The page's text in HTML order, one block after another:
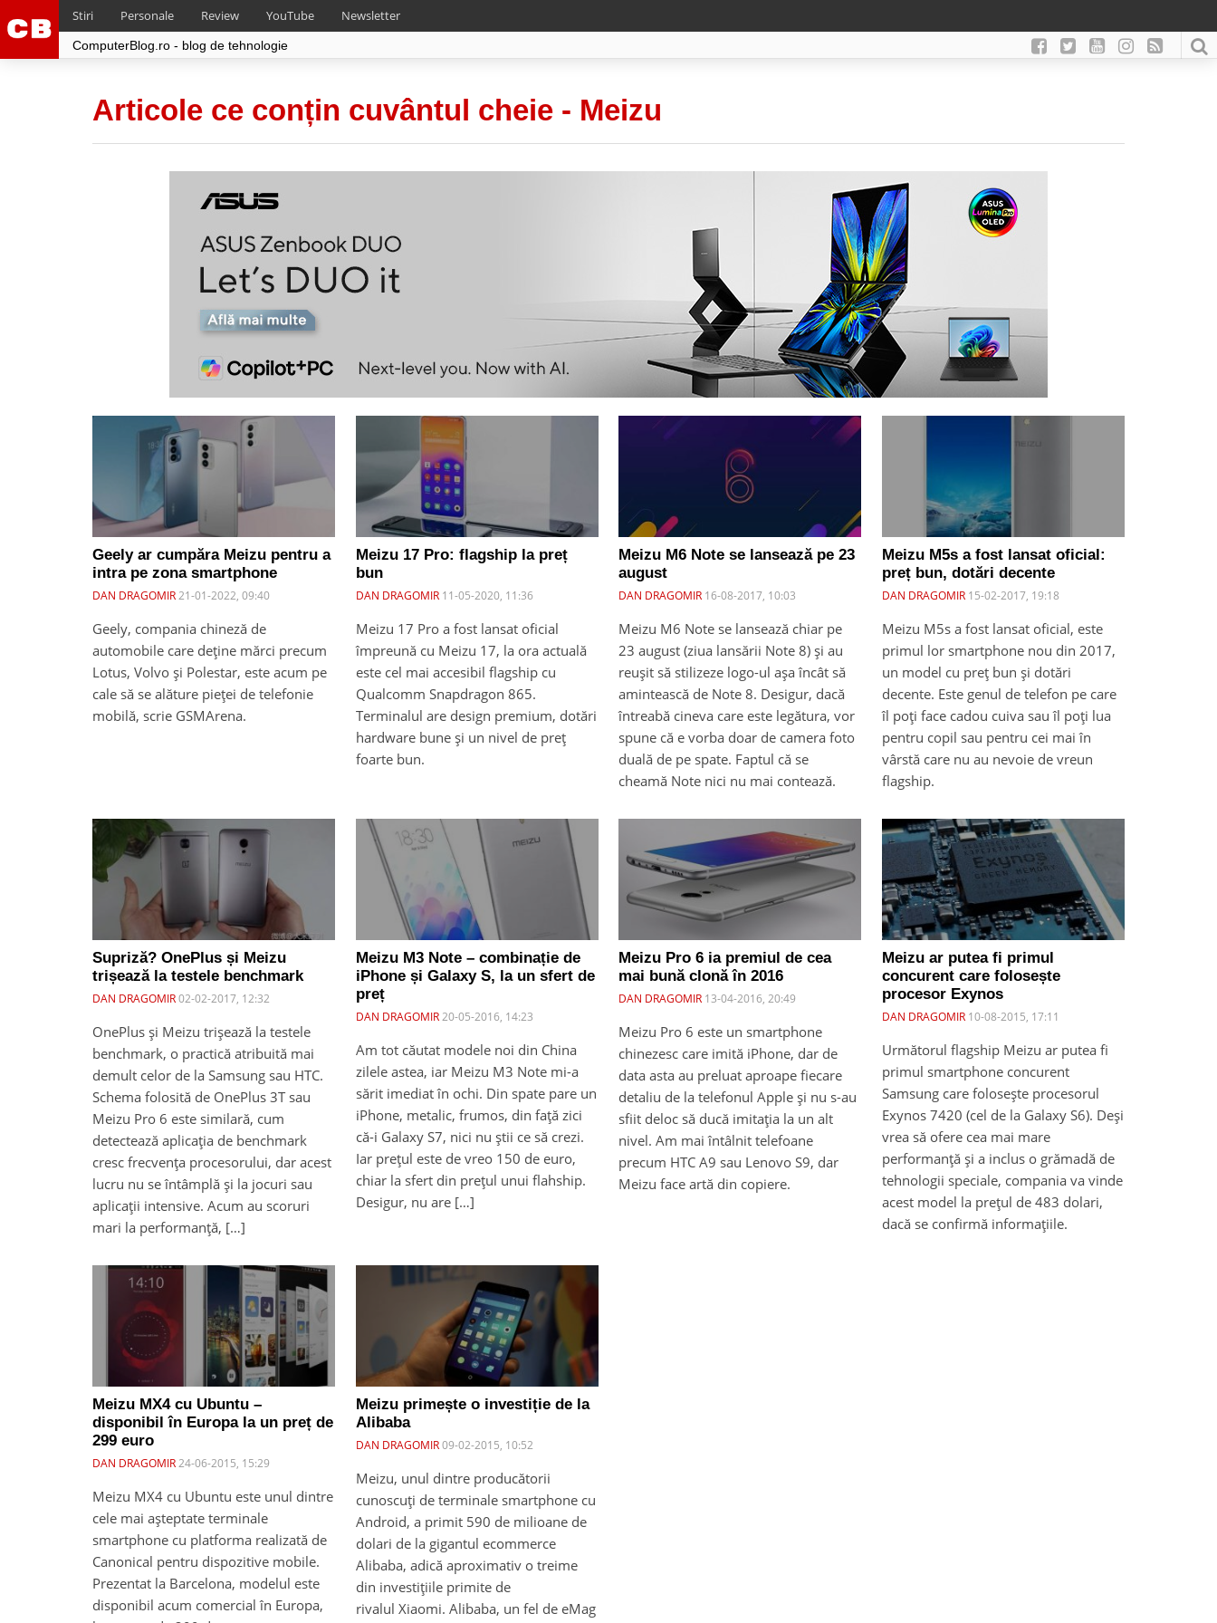
Stiri Personale Review YouTube Newsletter
ComputerBlog.ro - blog de tehnologie
Articole ce conțin cuvântul cheie - Meizu
Geely ar cumpăra Meizu pentru a
intra pe zona smartphone
DAN DRAGOMIR21-01-2022, 09:40
Geely, compania chineză de
automobile care deține mărci precum
Lotus, Volvo și Polestar, este acum pe
cale să se alăture pieței de telefonie
mobilă, scrie GSMArena.
Meizu 17 Pro: flagship la preț
bun
DAN DRAGOMIR 11-05-2020, 11:36
Meizu 17 Pro a fost lansat oficial
împreună cu Meizu 17, la ora actuală
este cel mai accesibil flagship cu
Qualcomm Snapdragon 865.
Terminalul are design premium, dotări
hardware bune și un nivel de preț
foarte bun.
Meizu M6 Note se lansează pe 23
august
DAN DRAGOMIR 16-08-2017, 10:03
Meizu M6 Note se lansează chiar pe
23 august (ziua lansării Note 8) și au
reușit să stilizeze logo-ul așa încât să
amintească de Note 8. Desigur, dacă
întreabă cineva care este legătura, vor
spune că e vorba doar de camera foto
duală de pe spate. Faptul că se
cheamă Note nici nu mai contează.
Meizu M5s a fost lansat oficial:
preț bun, dotări decente
DAN DRAGOMIR 15-02-2017, 19:18
Meizu M5s a fost lansat oficial, este
primul lor smartphone nou din 2017,
un model cu preț bun și dotări
decente. Este genul de telefon pe care
îl poți face cadou cuiva sau îl poți lua
pentru copil sau pentru cei mai în
vârstă care nu au nevoie de vreun
flagship.
Supriză? OnePlus și Meizu
trișează la testele benchmark
DAN DRAGOMIR02-02-2017, 12:32
OnePlus și Meizu trișează la testele
benchmark, o practică atribuită mai
demult celor de la Samsung sau HTC.
Schema folosită de OnePlus 3T sau
Meizu Pro 6 este similară, cum
detectează aplicația de benchmark
cresc frecvența procesorului, dar acest
lucru nu se întâmplă și la jocuri sau
aplicații intensive. Acum au scoruri
mari la performanță, […]
Meizu M3 Note – combinație de
iPhone și Galaxy S, la un sfert de
preț
DAN DRAGOMIR20-05-2016, 14:23
Am tot căutat modele noi din China
zilele astea, iar Meizu M3 Note mi-a
sărit imediat în ochi. Din spate pare un
iPhone, metalic, frumos, din față zici
că-i Galaxy S7, nici nu știi ce să crezi.
Iar prețul este de vreo 150 de euro,
chiar la sfert din prețul unui flahship.
Desigur, nu are […]
Meizu Pro 6 ia premiul de cea
mai bună clonă în 2016
DAN DRAGOMIR 13-04-2016, 20:49
Meizu Pro 6 este un smartphone
chinezesc care imită iPhone, dar de
data asta au preluat aproape fiecare
detaliu de la telefonul Apple și nu s-au
sfiit deloc să ducă imitația la un alt
nivel. Am mai întâlnit telefoane
precum HTC A9 sau Lenovo S9, dar
Meizu face artă din copiere.
Meizu ar putea fi primul
concurent care folosește
procesor Exynos
DAN DRAGOMIR 10-08-2015, 17:11
Următorul flagship Meizu ar putea fi
primul smartphone concurent
Samsung care folosește procesorul
Exynos 7420 (cel de la Galaxy S6). Deși
vrea să ofere cea mai mare
performanță și a inclus o grămadă de
tehnologii speciale, compania va vinde
acest model la prețul de 483 dolari,
dacă se confirmă informațiile.
Meizu MX4 cu Ubuntu –
disponibil în Europa la un preț de
299 euro
DAN DRAGOMIR24-06-2015, 15:29
Meizu MX4 cu Ubuntu este unul dintre
cele mai așteptate terminale
smartphone cu platforma realizată de
Canonical pentru dispozitive mobile.
Prezentat la Barcelona, modelul este
disponibil acum comercial în Europa,
Meizu primește o investiție de la
Alibaba
DAN DRAGOMIR09-02-2015, 10:52
Meizu, unul dintre producătorii
cunoscuți de terminale smartphone cu
Android, a primit 590 de milioane de
dolari de la gigantul ecommerce
Alibaba, adică aproximativ o treime
din investițiile primite de
rivalul Xiaomi. Alibaba, un fel de eMag